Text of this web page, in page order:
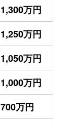
1,300万円
1,250万円
1,050万円
1,000万円
700万円